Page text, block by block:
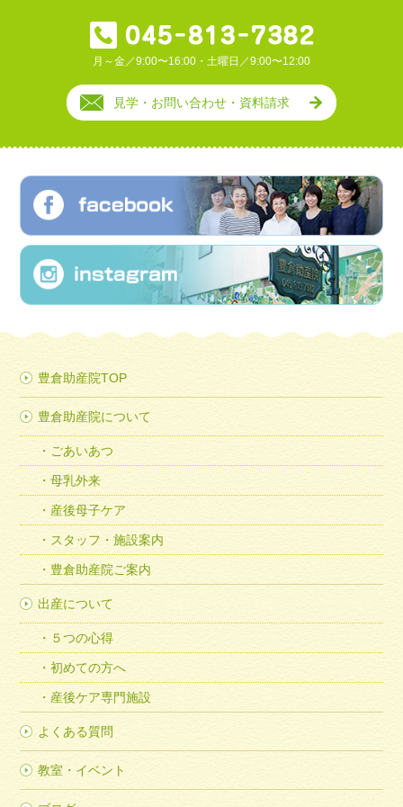
月～金／9:00〜16:00・土曜日／9:00〜12:00
見学・お問い合わせ・資料請求
豊倉助産院TOP
豊倉助産院について
ごあいあつ
母乳外来
産後母子ケア
スタッフ・施設案内
豊倉助産院ご案内
出産について
５つの心得
初めての方へ
産後ケア専門施設
よくある質問
教室・イベント